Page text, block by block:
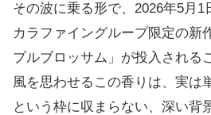
その波に乗る形で、2026年5月1
カラファイングループ限定の新
プルブロッサム」が投入される
風を思わせるこの香りは、実は
という枠に収まらない、深い背